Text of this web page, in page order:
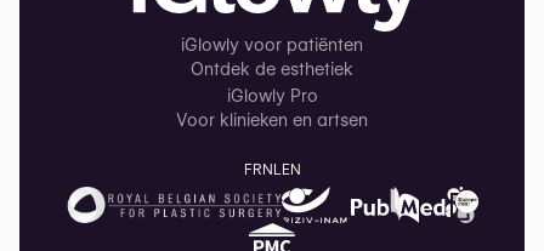
iGlowly voor patiënten
Ontdek de esthetiek
iGlowly Pro
Voor klinieken en artsen
FRNLEN